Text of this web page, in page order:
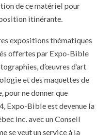
de ce matériel pour
itinérante.
expositions thématiques
offertes par Expo-Bible
d’œuvres d’art
et des maquettes de
pour ne donner que
Expo-Bible est devenue la
inc. avec un Conseil
se veut un service à la